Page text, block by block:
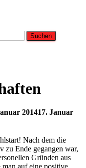
201417. Januar
Nach dem die
zu Ende gegangen war,
Gründen aus